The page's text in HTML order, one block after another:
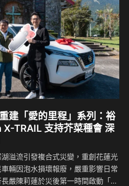
稅政策影響，全年總銷量41.4萬
稅和外在環境影響逐漸明朗，預期
持平成長。 在汽車事業佈…
建「愛的里程」系列：裕
TRAIL 支持芥菜種會 深
溢流引發複合式災變，重創花蓮光
輛因泡水損壞報廢，嚴重影響日常
嚴陳莉蓮於災後第一時間啟動「花